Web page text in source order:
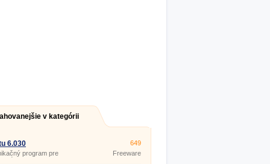
v kategórii
6.030
program pre
telefonovanie,
649
Freeware